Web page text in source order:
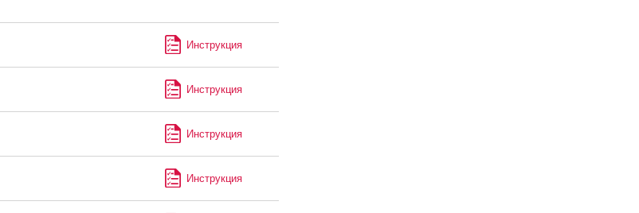
Инструкция
Инструкция
Инструкция
Инструкция